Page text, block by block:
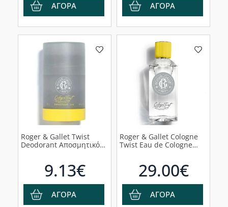
ΑΓΟΡΑ ΑΓΟΡΑ
Roger & Gallet Twist
Deodorant Αποσμητικό
9.13€
ΑΓΟΡΑ
Roger & Gallet Cologne
Twist Eau de Cologne
29.00€
ΑΓΟΡΑ